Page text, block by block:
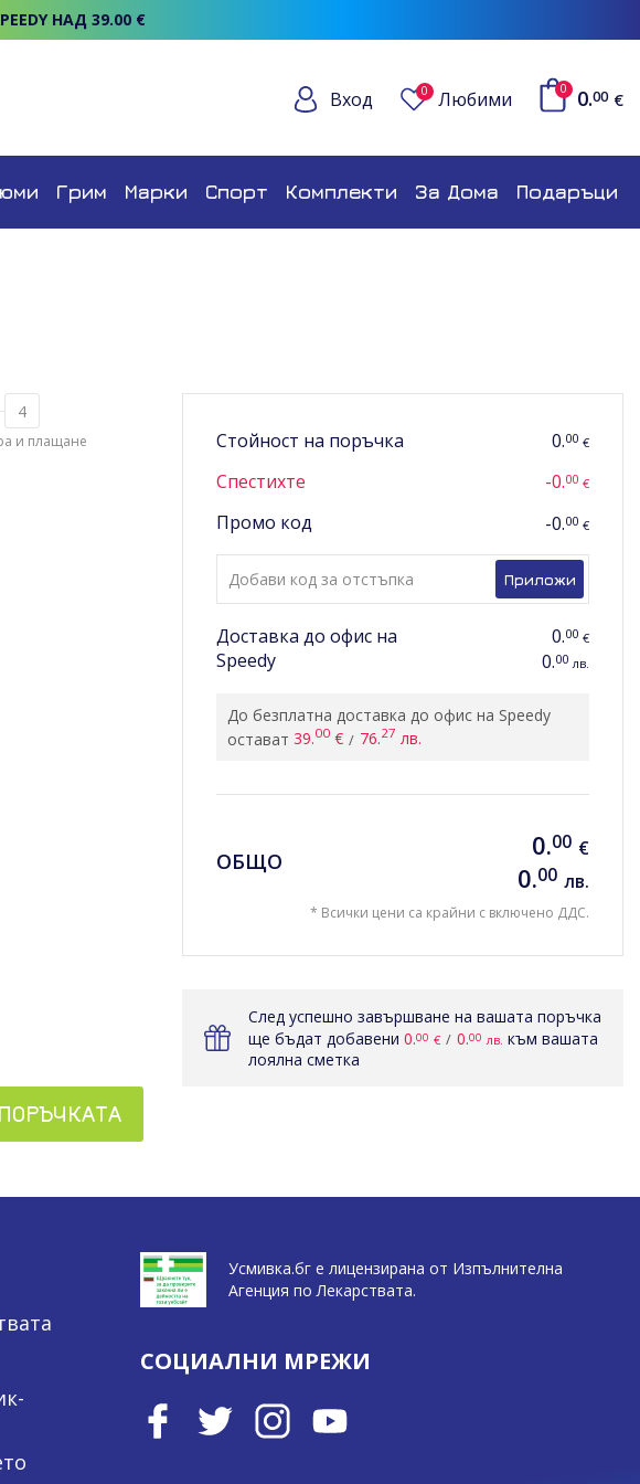
НАД 39.00 €
Вход 0 Любими 0 0.00 €
Грим Марки Спорт Комплекти За Дома Подаръци
и плащане Стойност на поръчка 0.00 €
Спестихте -0.00 €
Промо код -0.00 €
Приложи
Доставка до офис на
Speedy
0.00 €
0.00 лв.
До безплатна доставка до офис на Speedy
остават 39.00 € 76.27 лв.
ОБЩО 0.00 €
0.00 лв.
* Всички цени са крайни с включено ДДС.
След успешно завършване на вашата поръчка
ще бъдат добавени 0.00 € 0.00 лв. към вашата
лоялна сметка
Усмивка.бг е лицензирана от Изпълнителна
Агенция по Лекарствата.
СОЦИАЛНИ МРЕЖИ